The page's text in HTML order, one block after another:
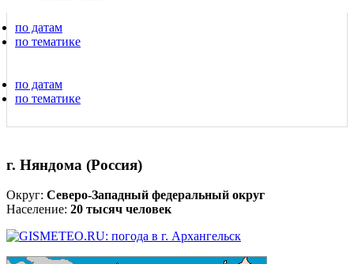
по датам
по тематике
по датам
по тематике
г. Няндома (Россия)
Округ: Северо-Западный федеральный округ
Население: 20 тысяч человек